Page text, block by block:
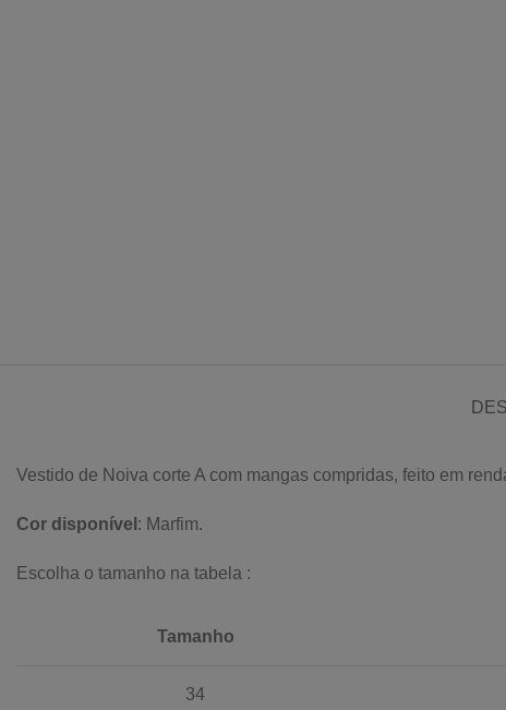
Vestido de Noiva corte A com mangas compridas, feito em
Cor disponível : Marfim.
Escolha o tamanho na tabela :
Tamanho
34